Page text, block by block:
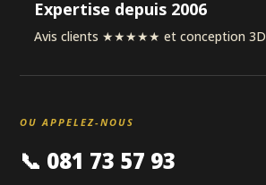
Expertise depuis 2006
Avis clients ★★★★★ et conception 3D
OU APPELEZ-NOUS
📞 081 73 57 93